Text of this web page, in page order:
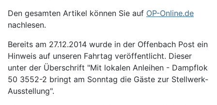
Den gesamten Artikel können Sie auf OP-Online.de
nachlesen.
Bereits am 27.12.2014 wurde in der Offenbach Post ein
Hinweis auf unseren Fahrtag veröffentlicht. Dieser
unter der Überschrift "Mit lokalen Anleihen - Dampflok
50 3552-2 bringt am Sonntag die Gäste zur Stellwerk-
Ausstellung".